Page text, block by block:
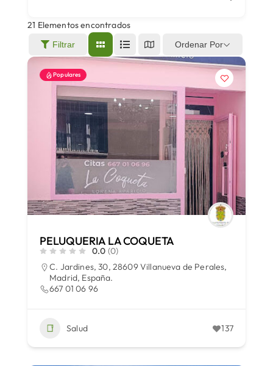
Áreas
Sede Electrónica
Contacto
21 Elementos encontrados
Filtrar Ordenar Por
Populares
PELUQUERIA LA COQUETA
0.0 (0)
C. Jardines, 30, 28609 Villanueva de Perales,
Madrid, España.
667 01 06 96
Salud 137